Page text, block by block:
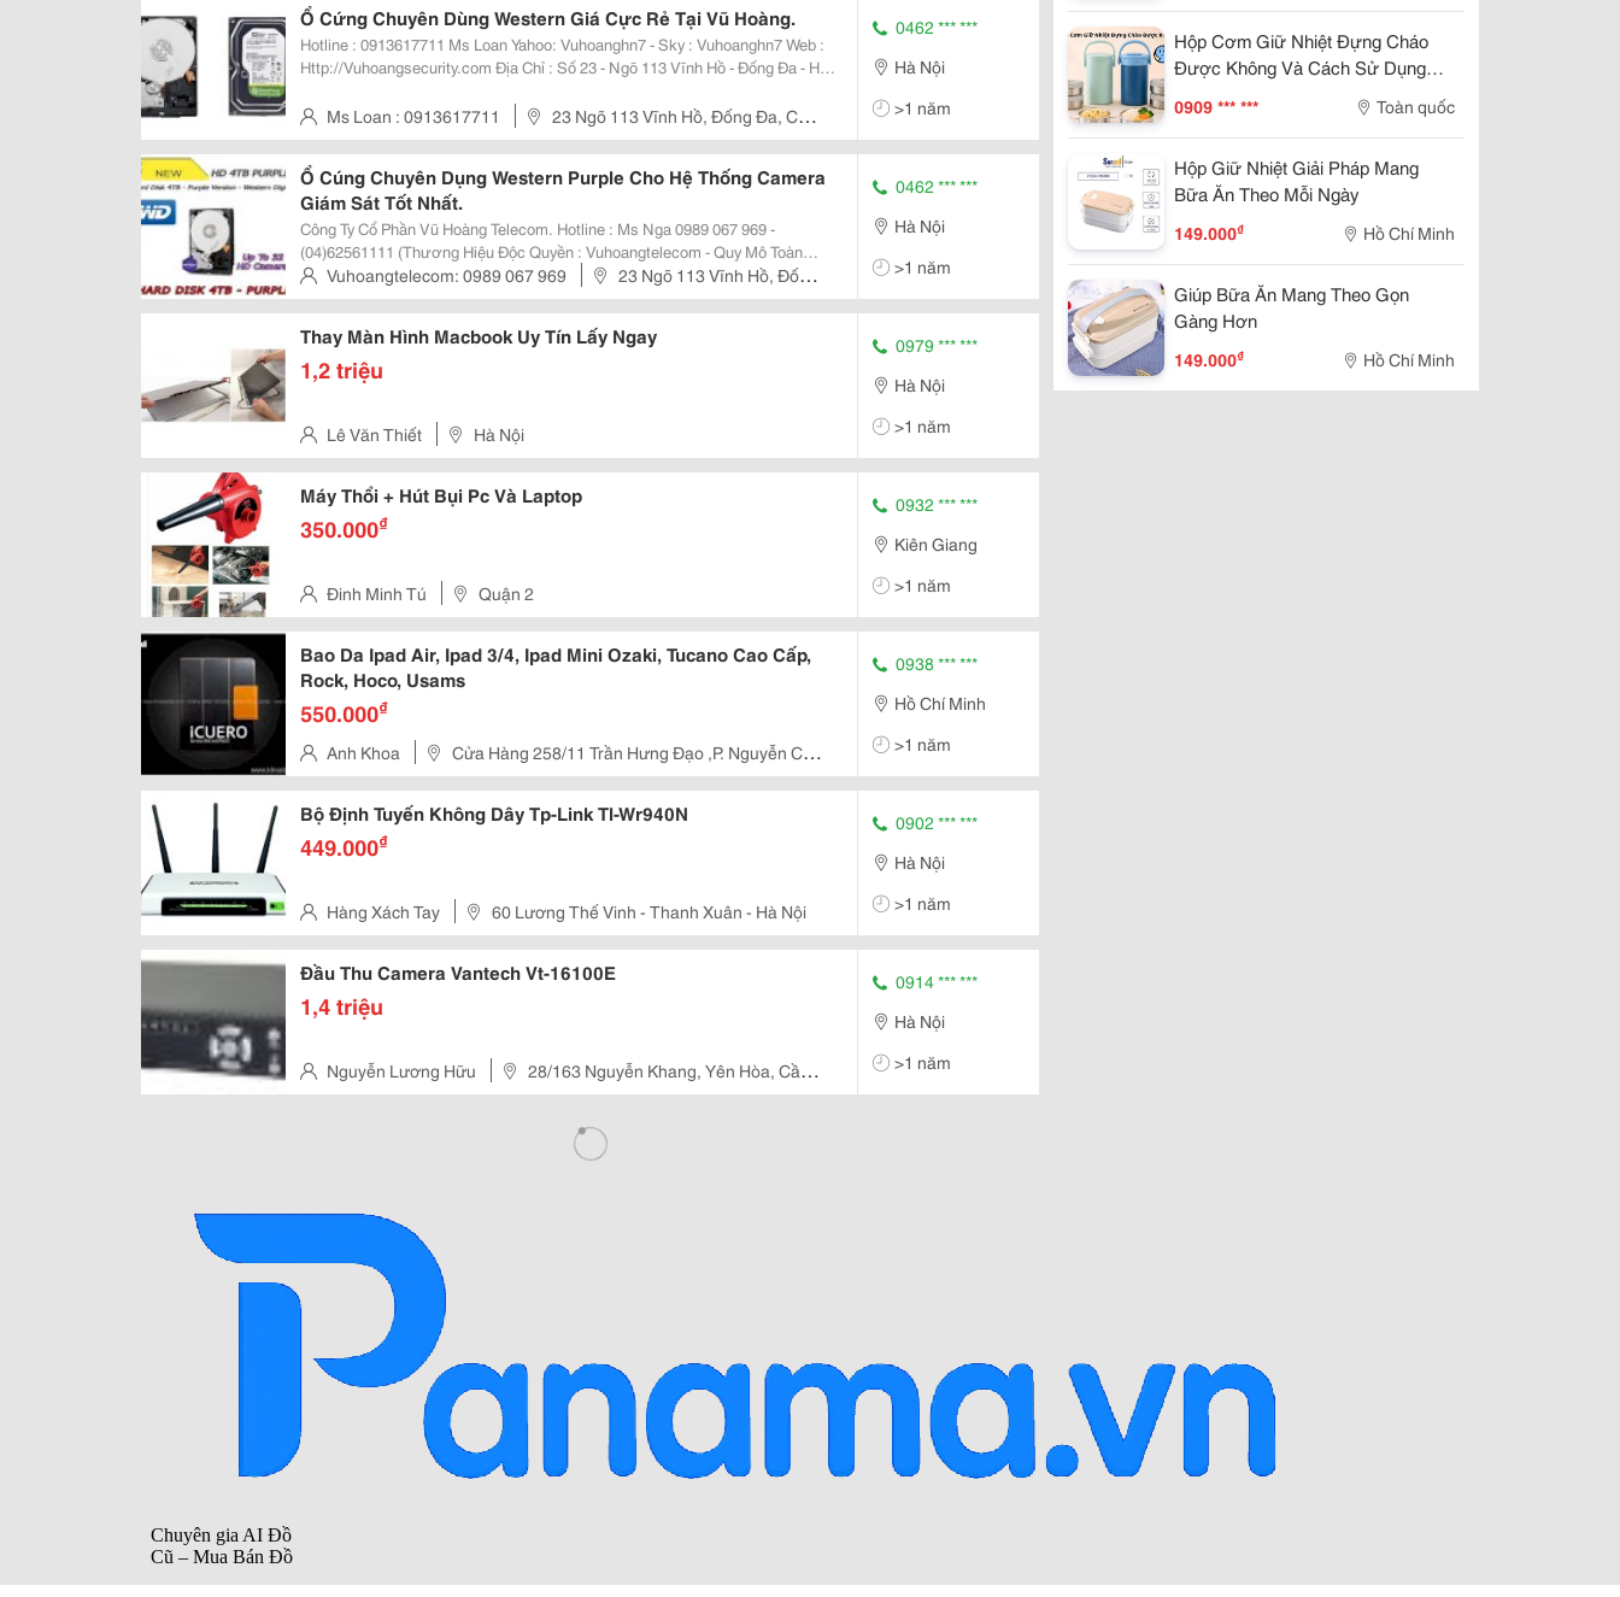
Văn Đậu, Q.bình Thạnh / Hcm 2: 49 Lãnh Binh Thăng, P12, Q11,
Tp.hcm
Ổ Cứng Chuyên Dùng Western Giá Cực Rẻ Tại Vũ Hoàng.
Hotline : 0913617711 Ms Loan Yahoo: Vuhoanghn7 - Sky : Vuhoanghn7 Web :
Http://Vuhoangsecurity.com Địa Chỉ : Số 23 - Ngõ 113 Vĩnh Hồ - Đống Đa - Hà
Ms Loan : 0913617711
23 Ngõ 113 Vĩnh Hồ, Đống Đa, Cn4:
39A Nguyễn Văn Cừ - Long Biên - Hà Nội / Hcm 1: 46E3 Nguyễn Văn
Đậu, Q.bình Thạnh / Hcm 2: 49 Lãnh Binh Thăng, P12, Q11, Tp.hcm
0462 *** ***
Hà Nội
>1 năm
Ổ Cúng Chuyên Dụng Western Purple Cho Hệ Thống Camera
Giám Sát Tốt Nhất.
Công Ty Cổ Phần Vũ Hoàng Telecom. Hotline : Ms Nga 0989 067 969 -
(04)62561111 (Thương Hiệu Độc Quyền : Vuhoangtelecom - Quy Mô Toàn
Quốc Với 4 Chi Nhánh : Siêu Thị Camera Báo Động ) Nơi Cung Cấp Thiết Bị An
Ninh, Giám Sát Uy Tín S
Vuhoangtelecom: 0989 067 969
23 Ngõ 113 Vĩnh Hồ, Đống
Đa, Cn4: 39A Nguyễn Văn Cừ - Long Biên - Hà Nội / Hcm 1: 46E3
Nguyễn Văn Đậu, Q.bình Thạnh / Hcm 2: 49 Lãnh Binh Thăng, P12,
Q11, Tp.hcm
0462 *** ***
Hà Nội
>1 năm
Thay Màn Hình Macbook Uy Tín Lấy Ngay
1,2 triệu
Lê Văn Thiết Hà Nội
0979 *** ***
Hà Nội
>1 năm
Máy Thổi + Hút Bụi Pc Và Laptop
350.000₫
Đinh Minh Tú Quận 2
0932 *** ***
Kiên Giang
>1 năm
Bao Da Ipad Air, Ipad 3/4, Ipad Mini Ozaki, Tucano Cao Cấp,
Rock, Hoco, Usams
550.000₫
Anh Khoa
Cửa Hàng 258/11 Trần Hưng Đạo ,P. Nguyễn Cư
Trinh, Q.1.
0938 *** ***
Hồ Chí Minh
>1 năm
Bộ Định Tuyến Không Dây Tp-Link Tl-Wr940N
449.000₫
Hàng Xách Tay 60 Lương Thế Vinh - Thanh Xuân - Hà Nội
0902 *** ***
Hà Nội
>1 năm
Đầu Thu Camera Vantech Vt-16100E
1,4 triệu
Nguyễn Lương Hữu
28/163 Nguyễn Khang, Yên Hòa, Cầu
Giấy
0914 *** ***
Hà Nội
>1 năm
Hộp Cơm Giữ Nhiệt Đựng Cháo
Được Không Và Cách Sử Dụng
0909 *** *** Toàn quốc
Hộp Giữ Nhiệt Giải Pháp Mang
Bữa Ăn Theo Mỗi Ngày
149.000₫ Hồ Chí Minh
Giúp Bữa Ăn Mang Theo Gọn
Gàng Hơn
149.000₫ Hồ Chí Minh